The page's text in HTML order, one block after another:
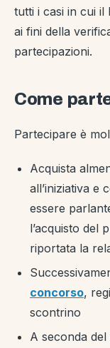
tutti i casi in cui il
ai fini della
partecipazioni.
Come
Partecipare è
Acquista
all’iniziativa e
essere
l’acquisto del
riportata la
concorso,
scontrino
A seconda